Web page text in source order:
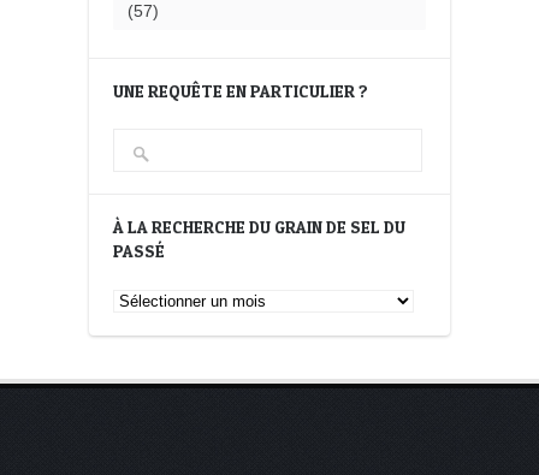
(57)
UNE REQUÊTE EN PARTICULIER ?
À LA RECHERCHE DU GRAIN DE SEL DU
PASSÉ
À
du